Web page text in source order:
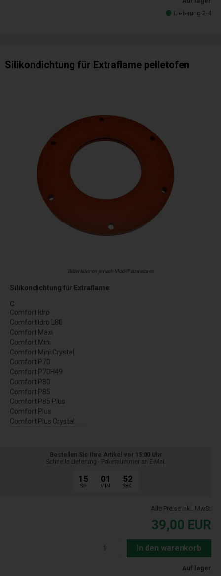
Lieferung 2-4
Silikondichtung für Extraflame pelletofen
Bilder können je nach Modell abweichen
Silikondichtung für Extraflame:
C
Comfort Idro
Comfort Idro L80
Comfort Maxi
Comfort Mini
Comfort Mini Crystal
Comfort P70
Comfort P70H49
Comfort P80
Comfort P85
Comfort P85 Plus
Comfort Plus
Comfort Plus Crystal
Bestellen Sie Ihre Artikel vor 15:00 Uhr
Schnelle Lieferung - Paketnummer an E-Mail
15
ST.
01
MIN.
51
SEK.
Alle Preise inkl. MwSt
39,00 EUR
In den warenkorb
Auf lager